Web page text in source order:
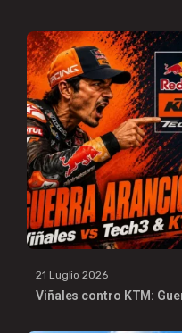
21 Luglio 2026
Viñales contro KTM: